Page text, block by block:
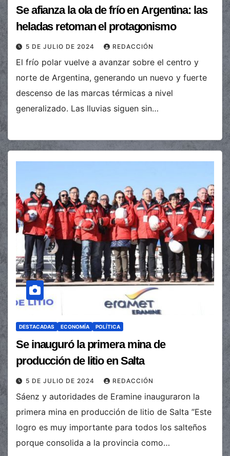
Se afianza la ola de frío en Argentina: las
heladas retoman el protagonismo
5 DE JULIO DE 2024 REDACCIÓN
El frío polar vuelve a avanzar sobre el centro y
norte de Argentina, generando un nuevo y fuerte
descenso de las marcas térmicas a nivel
generalizado. Las lluvias siguen sin…
DESTACADAS ECONOMÍA POLÍTICA
Se inauguró la primera mina de
producción de litio en Salta
5 DE JULIO DE 2024 REDACCIÓN
Sáenz y autoridades de Eramine inauguraron la
primera mina en producción de litio de Salta ”Este
logro es muy importante para todos los salteños
porque consolida a la provincia como…